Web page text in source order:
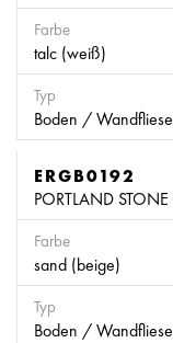
Farbe
talc (weiß)
Typ
Boden / Wandfliese
ERGB0192
PORTLAND STONE
Farbe
sand (beige)
Typ
Boden / Wandfliese